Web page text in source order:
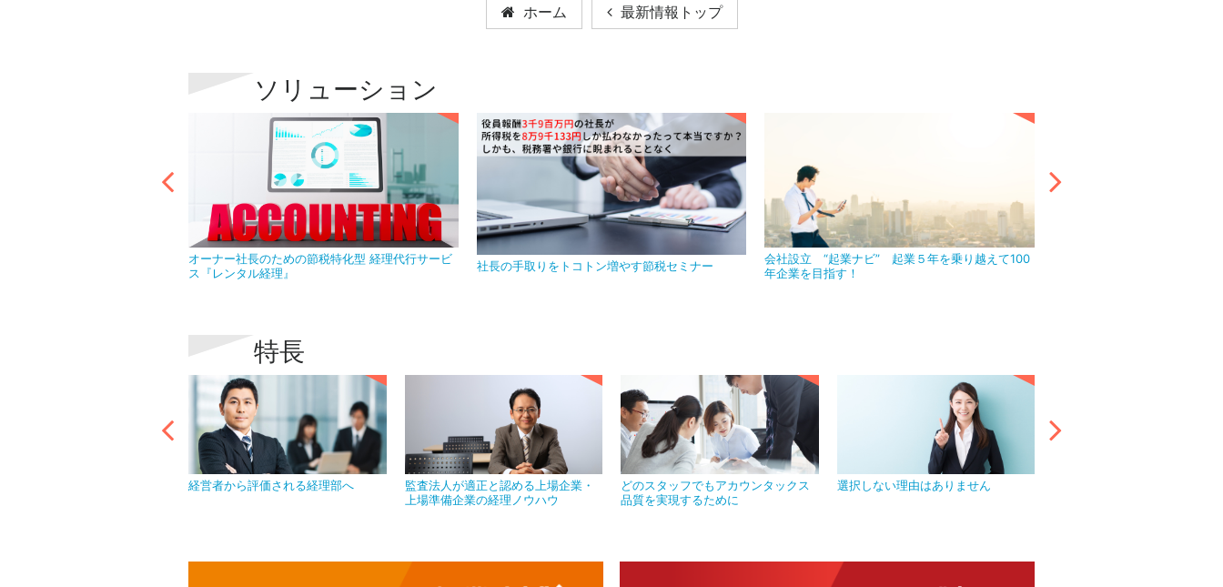
ホーム 最新情報トップ
ソリューション
オーナー社長のための節税特化型 経理代行サービ
ス『レンタル経理』
社長の手取りをトコトン増やす節税セミナー
会社設立 “起業ナビ” 起業５年を乗り越えて100
年企業を目指す！
特長
経営者から評価される経理部へ
監査法人が適正と認める上場企業・
上場準備企業の経理ノウハウ
どのスタッフでもアカウンタックス
品質を実現するために
選択しない理由はありません